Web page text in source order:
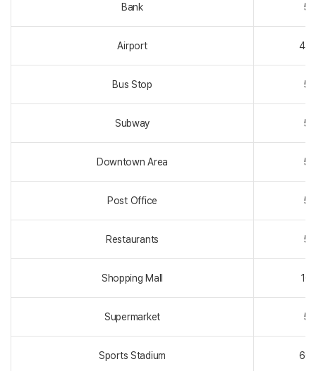
Bank
Airport
Bus Stop
Subway
Downtown Area
Post Office
Restaurants
Shopping Mall
Supermarket
Sports Stadium